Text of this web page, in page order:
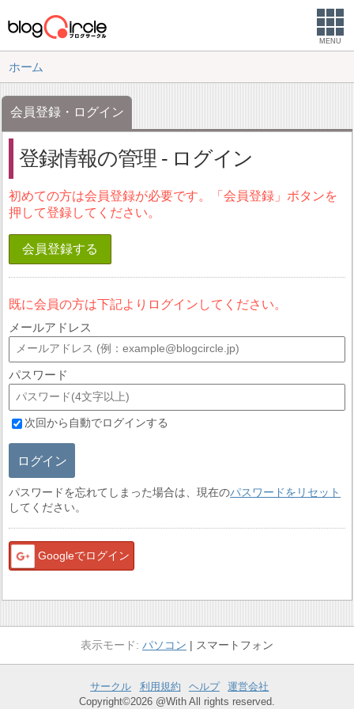
MENU
ホーム
会員登録・ログイン
登録情報の管理 - ログイン
初めての方は会員登録が必要です。「会員登録」ボタンを
押して登録してください。
会員登録する
既に会員の方は下記よりログインしてください。
メールアドレス
パスワード
次回から自動でログインする
ログイン
パスワードを忘れてしまった場合は、現在のパスワードをリセット
してください。
Googleでログイン
パソコン スマートフォン
サークル 利用規約 ヘルプ
運営会社
Copyright©2026 @With All rights reserved.